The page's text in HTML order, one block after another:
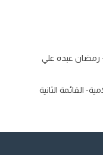
رمضان عبده علي
القائمة الثانية